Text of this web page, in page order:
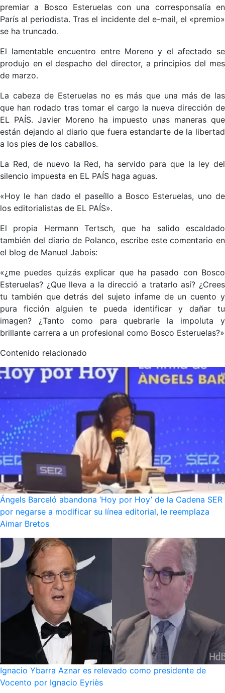
premiar a Bosco Esteruelas con una corresponsalía en
París al periodista. Tras el incidente del e-mail, el «premio»
se ha truncado.
El lamentable encuentro entre Moreno y el afectado se
produjo en el despacho del director, a principios del mes
de marzo.
La cabeza de Esteruelas no es más que una más de las
que han rodado tras tomar el cargo la nueva dirección de
EL PAÍS. Javier Moreno ha impuesto unas maneras que
están dejando al diario que fuera estandarte de la libertad
a los pies de los caballos.
La Red, de nuevo la Red, ha servido para que la ley del
silencio impuesta en EL PAÍS haga aguas.
«Hoy le han dado el paseíllo a Bosco Esteruelas, uno de
los editorialistas de EL PAÍS».
El propia Hermann Tertsch, que ha salido escaldado
también del diario de Polanco, escribe este comentario en
el blog de Manuel Jabois:
«¿me puedes quizás explicar que ha pasado con Bosco
Esteruelas? ¿Que lleva a la direcció a tratarlo así? ¿Crees
tu también que detrás del sujeto infame de un cuento y
pura ficción alguien te pueda identificar y dañar tu
imagen? ¿Tanto como para quebrarle la impoluta y
brillante carrera a un profesional como Bosco Esteruelas?»
Contenido relacionado
Ángels Barceló abandona ‘Hoy por Hoy’ de la Cadena SER
por negarse a modificar su línea editorial, le reemplaza
Aimar Bretos
Ignacio Ybarra Aznar es relevado como presidente de
Vocento por Ignacio Eyriès